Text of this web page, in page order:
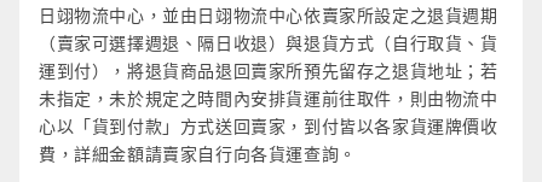
日翊物流中心，並由日翊物流中心依賣家所設定之退貨週期
（賣家可選擇週退、隔日收退）與退貨方式（自行取貨、貨
運到付），將退貨商品退回賣家所預先留存之退貨地址；若
未指定，未於規定之時間內安排貨運前往取件，則由物流中
心以「貨到付款」方式送回賣家，到付皆以各家貨運牌價收
費，詳細金額請賣家自行向各貨運查詢。